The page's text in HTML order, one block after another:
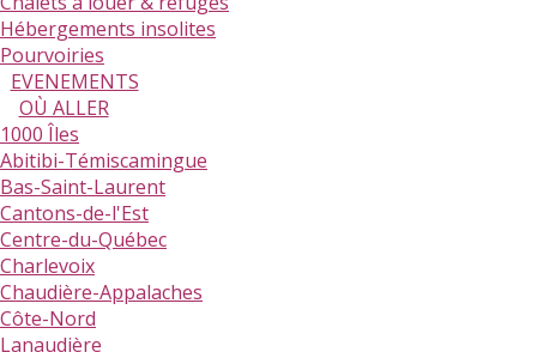
Hébergements insolites
Pourvoiries
EVENEMENTS
OÙ ALLER
1000 Îles
Abitibi-Témiscamingue
Bas-Saint-Laurent
Cantons-de-l'Est
Centre-du-Québec
Charlevoix
Chaudière-Appalaches
Côte-Nord
Lanaudière